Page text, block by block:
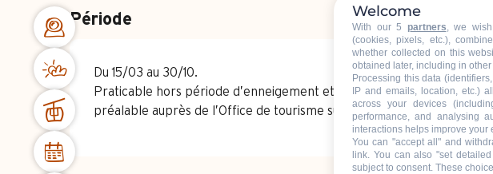
Période
Du 15/03 au 30/10.
Praticable hors période d’enneigement et en fonction des conditions
préalable auprès de l’Office de tourisme sur les conditions du
Welcome
With our 5 partners , we
(cookies, pixels, etc.),
whether collected on this
obtained later, including in other
Processing this data
IP and emails, location, etc.)
across your devices
performance, and analysing
interactions helps improve your
You can "accept all" and
link . You can also "set
subject to consent. These